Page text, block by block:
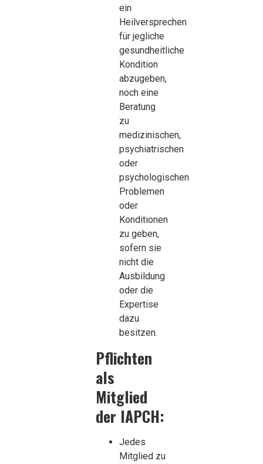
ein
Heilversprechen
für jegliche
gesundheitliche
Kondition
abzugeben,
noch eine
Beratung
zu
medizinischen,
psychiatrischen
oder
psychologischen
Problemen
oder
Konditionen
zu geben,
sofern sie
nicht die
Ausbildung
oder die
Expertise
dazu
besitzen.
Pflichten
als
Mitglied
der IAPCH:
Jedes
Mitglied zu